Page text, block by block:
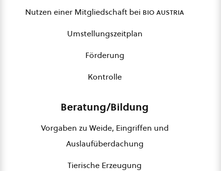
Nutzen einer Mitgliedschaft bei bio austria
Umstellungszeitplan
Förderung
Kontrolle
Beratung/Bildung
Vorgaben zu Weide, Eingriffen und
Auslaufüberdachung
Tierische Erzeugung